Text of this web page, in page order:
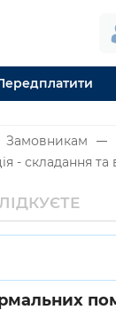
Замовникам
- складання та